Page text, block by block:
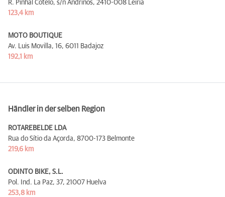
R. Pinhal Cotelo, s/n Andrinos, 2410-008 Leiria
123,4 km
MOTO BOUTIQUE
Av. Luis Movilla, 16, 6011 Badajoz
192,1 km
Händler in der selben Region
ROTAREBELDE LDA
Rua do Sítio da Açorda, 8700-173 Belmonte
219,6 km
ODINTO BIKE, S.L.
Pol. Ind. La Paz, 37, 21007 Huelva
253,8 km